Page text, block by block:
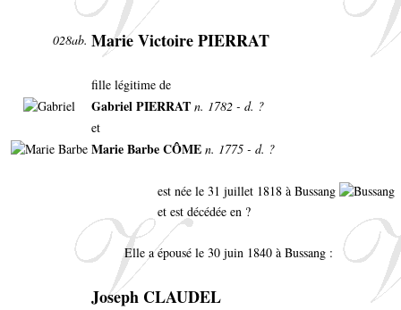
028ab. Marie Victoire PIERRAT
fille légitime de
Gabriel PIERRAT n. 1782 - d. ?
et
Marie Barbe CÔME n. 1775 - d. ?
est née le 31 juillet 1818 à Bussang
et est décédée en ?
Elle a épousé le 30 juin 1840 à Bussang :
Joseph CLAUDEL